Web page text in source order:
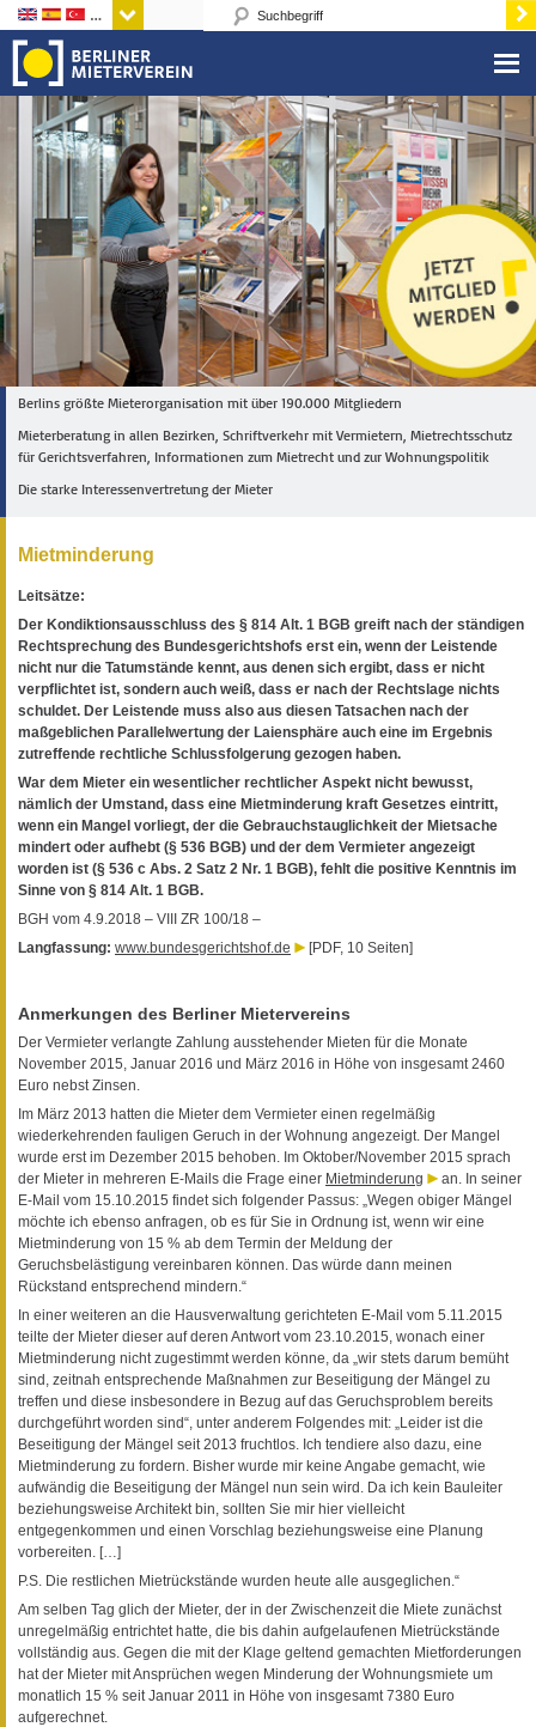
Sprachen
Berlins größte Mieterorganisation mit über 190.000 Mitgliedern
Mieterberatung in allen Bezirken, Schriftverkehr mit Vermietern, Mietrechtsschutz
für Gerichtsverfahren, Informationen zum Mietrecht und zur Wohnungspolitik
Die starke Interessenvertretung der Mieter
Mietminderung
Leitsätze:
Der Kondiktionsausschluss des § 814 Alt. 1 BGB greift nach der ständigen
Rechtsprechung des Bundesgerichtshofs erst ein, wenn der Leistende
nicht nur die Tatumstände kennt, aus denen sich ergibt, dass er nicht
verpflichtet ist, sondern auch weiß, dass er nach der Rechtslage nichts
schuldet. Der Leistende muss also aus diesen Tatsachen nach der
maßgeblichen Parallelwertung der Laiensphäre auch eine im Ergebnis
zutreffende rechtliche Schlussfolgerung gezogen haben.
War dem Mieter ein wesentlicher rechtlicher Aspekt nicht bewusst,
nämlich der Umstand, dass eine Mietminderung kraft Gesetzes eintritt,
wenn ein Mangel vorliegt, der die Gebrauchstauglichkeit der Mietsache
mindert oder aufhebt (§ 536 BGB) und der dem Vermieter angezeigt
worden ist (§ 536 c Abs. 2 Satz 2 Nr. 1 BGB), fehlt die positive Kenntnis im
Sinne von § 814 Alt. 1 BGB.
BGH vom 4.9.2018 – VIII ZR 100/18 –
Langfassung: www.bundesgerichtshof.de [PDF, 10 Seiten]
Anmerkungen des Berliner Mietervereins
Der Vermieter verlangte Zahlung ausstehender Mieten für die Monate
November 2015, Januar 2016 und März 2016 in Höhe von insgesamt 2460
Euro nebst Zinsen.
Im März 2013 hatten die Mieter dem Vermieter einen regelmäßig
wiederkehrenden fauligen Geruch in der Wohnung angezeigt. Der Mangel
wurde erst im Dezember 2015 behoben. Im Oktober/November 2015 sprach
der Mieter in mehreren E-Mails die Frage einer Mietminderung
an. In seiner
E-Mail vom 15.10.2015 findet sich folgender Passus: „Wegen obiger Mängel
möchte ich ebenso anfragen, ob es für Sie in Ordnung ist, wenn wir eine
Mietminderung von 15 % ab dem Termin der Meldung der
Geruchsbelästigung vereinbaren können. Das würde dann meinen
Rückstand entsprechend mindern.“
In einer weiteren an die Hausverwaltung gerichteten E-Mail vom 5.11.2015
teilte der Mieter dieser auf deren Antwort vom 23.10.2015, wonach einer
Mietminderung nicht zugestimmt werden könne, da „wir stets darum bemüht
sind, zeitnah entsprechende Maßnahmen zur Beseitigung der Mängel zu
treffen und diese insbesondere in Bezug auf das Geruchsproblem bereits
durchgeführt worden sind“, unter anderem Folgendes mit: „Leider ist die
Beseitigung der Mängel seit 2013 fruchtlos. Ich tendiere also dazu, eine
Mietminderung zu fordern. Bisher wurde mir keine Angabe gemacht, wie
aufwändig die Beseitigung der Mängel nun sein wird. Da ich kein Bauleiter
beziehungsweise Architekt bin, sollten Sie mir hier vielleicht
entgegenkommen und einen Vorschlag beziehungsweise eine Planung
vorbereiten. […]
P.S. Die restlichen Mietrückstände wurden heute alle ausgeglichen.“
Am selben Tag glich der Mieter, der in der Zwischenzeit die Miete zunächst
unregelmäßig entrichtet hatte, die bis dahin aufgelaufenen Mietrückstände
vollständig aus. Gegen die mit der Klage geltend gemachten Mietforderungen
hat der Mieter mit Ansprüchen wegen Minderung der Wohnungsmiete um
monatlich 15 % seit Januar 2011 in Höhe von insgesamt 7380 Euro
aufgerechnet.